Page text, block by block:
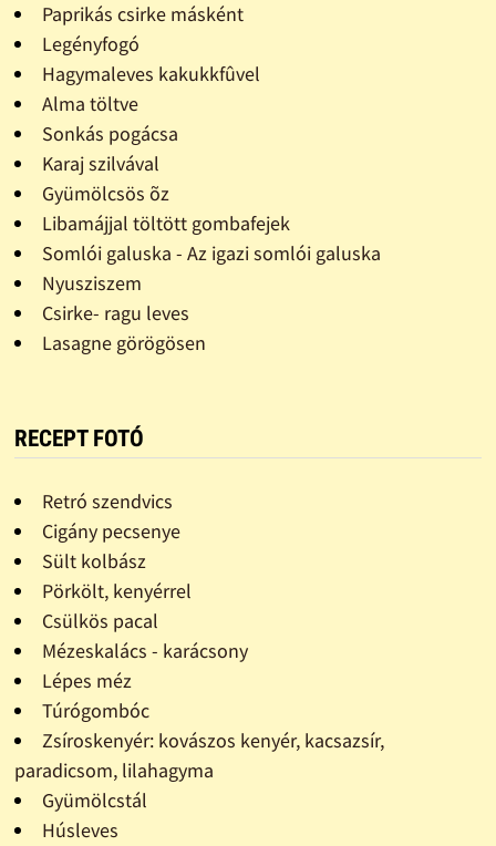
Paprikás csirke másként
Legényfogó
Hagymaleves kakukkfûvel
Alma töltve
Sonkás pogácsa
Karaj szilvával
Gyümölcsös õz
Libamájjal töltött gombafejek
Somlói galuska - Az igazi somlói galuska
Nyusziszem
Csirke- ragu leves
Lasagne görögösen
RECEPT FOTÓ
Retró szendvics
Cigány pecsenye
Sült kolbász
Pörkölt, kenyérrel
Csülkös pacal
Mézeskalács - karácsony
Lépes méz
Túrógombóc
Zsíroskenyér: kovászos kenyér, kacsazsír,
paradicsom, lilahagyma
Gyümölcstál
Húsleves